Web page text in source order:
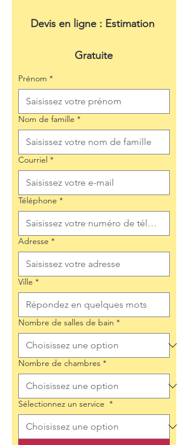
Devis en ligne : Estimation
Gratuite
Prénom *
Nom de famille *
Courriel *
Téléphone *
Adresse *
Ville *
Nombre de salles de bain *
Nombre de chambres *
Sélectionnez un service *